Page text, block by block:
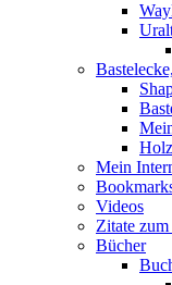
Mein
Videos
Zitate
Bücher